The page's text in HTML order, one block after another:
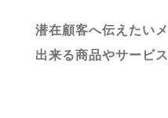
潜在顧客へ伝えたい
出来る商品やサービ